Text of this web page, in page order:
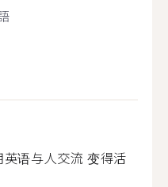
语与人交流 变得活